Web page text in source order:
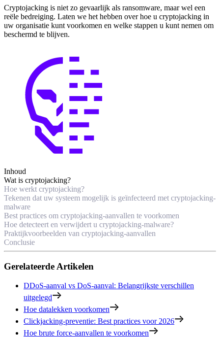
Cryptojacking is niet zo gevaarlijk als ransomware, maar wel een
reële bedreiging. Laten we het hebben over hoe u cryptojacking in
uw organisatie kunt voorkomen en welke stappen u kunt nemen om
beschermd te blijven.
Inhoud
Wat is cryptojacking?
Hoe werkt cryptojacking?
Tekenen dat uw systeem mogelijk is geïnfecteerd met cryptojacking-
malware
Best practices om cryptojacking-aanvallen te voorkomen
Hoe detecteert en verwijdert u cryptojacking-malware?
Praktijkvoorbeelden van cryptojacking-aanvallen
Conclusie
Gerelateerde Artikelen
DDoS-aanval vs DoS-aanval: Belangrijkste verschillen
uitgelegd
Hoe datalekken voorkomen
Clickjacking-preventie: Best practices voor 2026
Hoe brute force-aanvallen te voorkomen